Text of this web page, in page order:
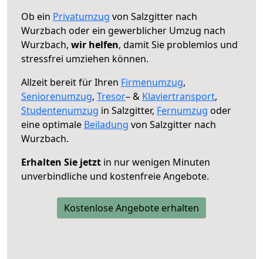
Ob ein Privatumzug von Salzgitter nach
Wurzbach oder ein gewerblicher Umzug nach
Wurzbach, wir helfen, damit Sie problemlos und
stressfrei umziehen können.
Allzeit bereit für Ihren Firmenumzug,
Seniorenumzug, Tresor– & Klaviertransport,
Studentenumzug in Salzgitter, Fernumzug oder
eine optimale Beiladung von Salzgitter nach
Wurzbach.
Erhalten Sie jetzt in nur wenigen Minuten
unverbindliche und kostenfreie Angebote.
Kostenlose Angebote erhalten